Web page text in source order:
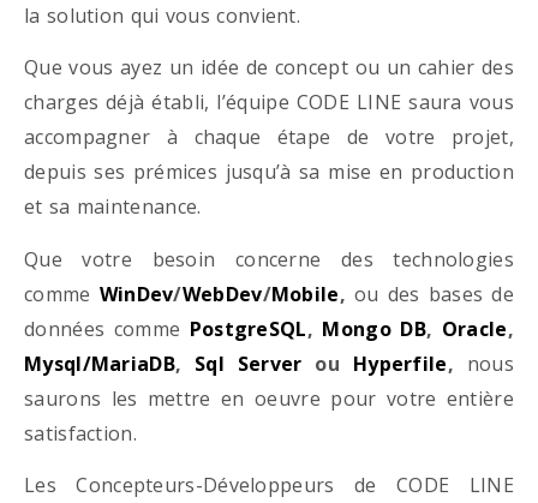
la solution qui vous convient.
Que vous ayez un idée de concept ou un cahier des
charges déjà établi, l’équipe CODE LINE saura vous
accompagner à chaque étape de votre projet,
depuis ses prémices jusqu’à sa mise en production
et sa maintenance.
Que votre besoin concerne des technologies
comme WinDev/WebDev/Mobile, ou des bases de
données comme PostgreSQL, Mongo DB, Oracle,
Mysql/MariaDB, Sql Server ou Hyperfile, nous
saurons les mettre en oeuvre pour votre entière
satisfaction.
Les Concepteurs-Développeurs de CODE LINE